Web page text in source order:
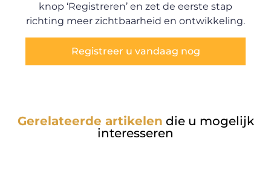
knop ‘Registreren’ en zet de eerste stap
richting meer zichtbaarheid en ontwikkeling.
Registreer u vandaag nog
Gerelateerde artikelen die u mogelijk
interesseren